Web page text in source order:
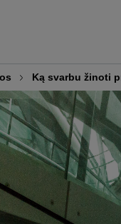
Ką svarbu žinoti